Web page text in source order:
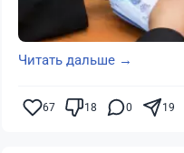
Читать дальше →
67 18 0 19